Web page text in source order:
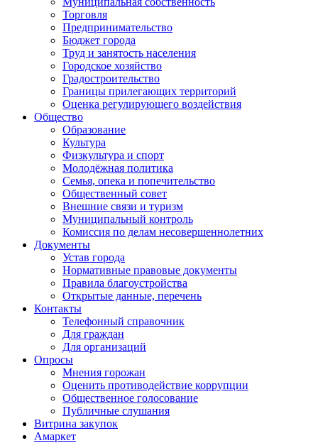
Торговля
Предпринимательство
Бюджет города
Труд и занятость населения
Городское хозяйство
Градостроительство
Границы прилегающих территорий
Оценка регулирующего воздействия
Общество
Образование
Культура
Физкультура и спорт
Молодёжная политика
Семья, опека и попечительство
Общественный совет
Внешние связи и туризм
Муниципальный контроль
Комиссия по делам несовершеннолетних
Документы
Устав города
Нормативные правовые документы
Правила благоустройства
Открытые данные, перечень
Контакты
Телефонный справочник
Для граждан
Для организаций
Опросы
Мнения горожан
Оценить противодействие коррупции
Общественное голосование
Публичные слушания
Витрина закупок
Амаркет